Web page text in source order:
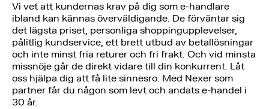
Vi vet att kundernas krav på dig som e-handlare
ibland kan kännas överväldigande. De förväntar sig
det lägsta priset, personliga shoppingupplevelser,
pålitlig kundservice, ett brett utbud av betallösningar
och inte minst fria returer och fri frakt. Och vid minsta
missnöje går de direkt vidare till din konkurrent. Låt
oss hjälpa dig att få lite sinnesro. Med Nexer som
partner får du någon som levt och andats e-handel i
30 år.